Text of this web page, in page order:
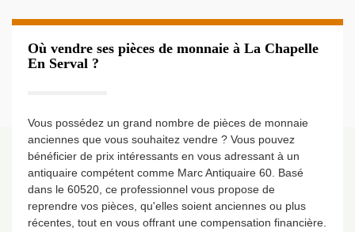
Où vendre ses pièces de monnaie à La Chapelle
En Serval ?
Vous possédez un grand nombre de pièces de monnaie
anciennes que vous souhaitez vendre ? Vous pouvez
bénéficier de prix intéressants en vous adressant à un
antiquaire compétent comme Marc Antiquaire 60. Basé
dans le 60520, ce professionnel vous propose de
reprendre vos pièces, qu'elles soient anciennes ou plus
récentes, tout en vous offrant une compensation financière.